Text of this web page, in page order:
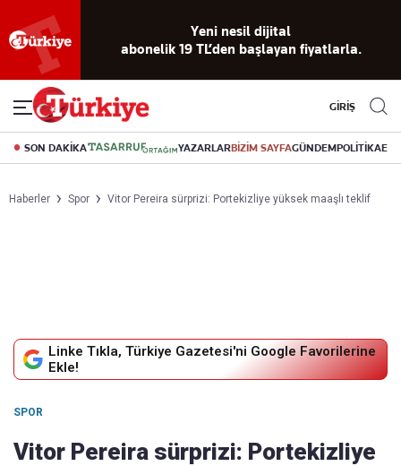
Yeni nesil dijital
abonelik 19 TL’den başlayan fiyatlarla.
GİRİŞ
SON DAKİKA YAZARLARBİZİM SAYFAGÜNDEMPOLİTİKA
Haberler Spor Vitor Pereira sürprizi: Portekizliye yüksek maaşlı teklif
Linke Tıkla, Türkiye Gazetesi'ni Google Favorilerine
Ekle!
SPOR
Vitor Pereira sürprizi: Portekizliye